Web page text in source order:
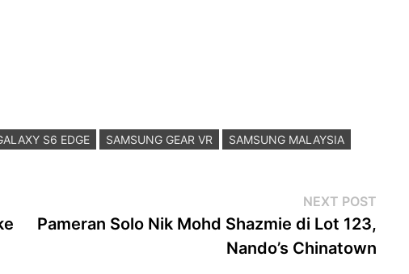
S6 EDGE SAMSUNG GEAR VR SAMSUNG MALAYSIA
NEXT POSTNext
Pameran Solo Nik Mohd Shazmie di Lot 123,
Nando’s Chinatown